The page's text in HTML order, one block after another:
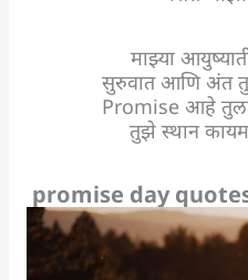
माझ्या
सुरुवात आणि अंत
Promise आहे
तुझे स्थान कायम
promise day